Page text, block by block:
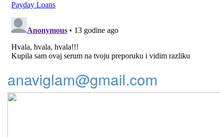
anaviglam@gmail.com